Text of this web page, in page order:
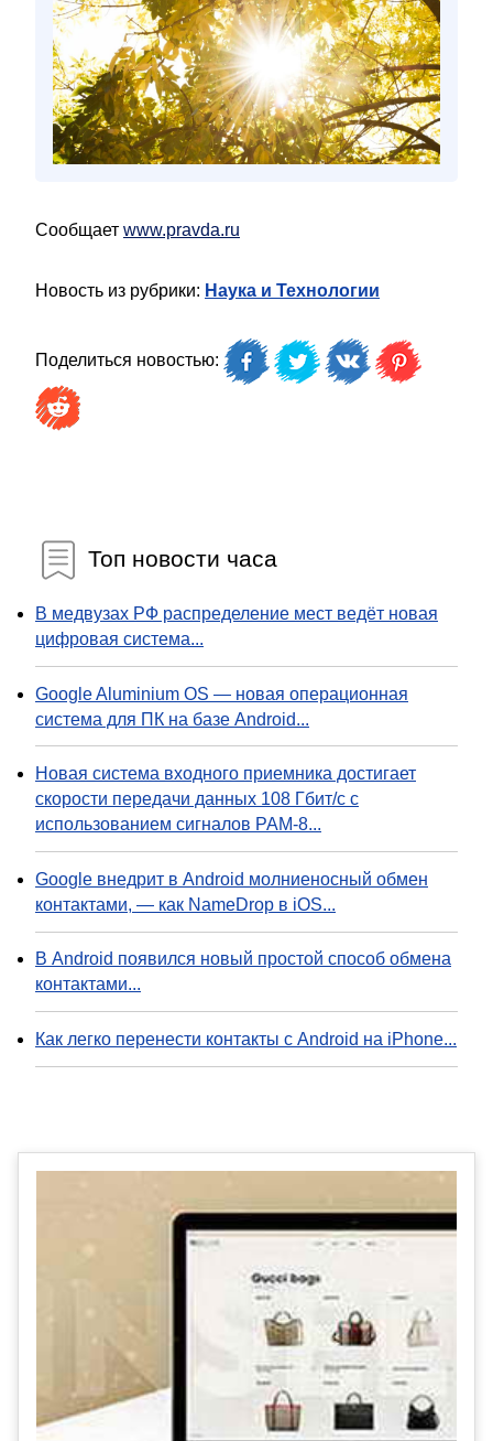
Сообщает www.pravda.ru
Новость из рубрики: Наука и Технологии
Поделиться новостью:
Топ новости часа
В медвузах РФ распределение мест ведёт новая
цифровая система...
Google Aluminium OS — новая операционная
система для ПК на базе Android...
Новая система входного приемника достигает
скорости передачи данных 108 Гбит/с с
использованием сигналов PAM-8...
Google внедрит в Android молниеносный обмен
контактами, — как NameDrop в iOS...
В Android появился новый простой способ обмена
контактами...
Как легко перенести контакты с Android на iPhone...